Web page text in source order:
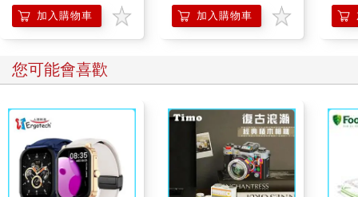
加入購物車 加入購物車
您可能會喜歡